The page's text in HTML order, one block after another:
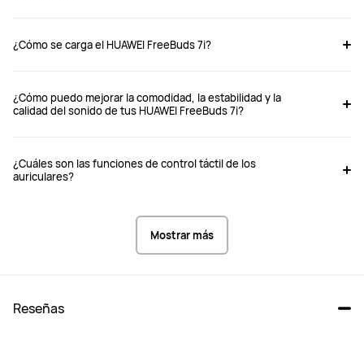
Comprar
Tipo de audífonos
Cancelación híbrida activa de ruido
Tipo de audífonos
Cancelación activa de ruido híbrida
¿Cómo se carga el HUAWEI FreeBuds 7i?
¿Cómo puedo mejorar la comodidad, la estabilidad y la
calidad del sonido de tus HUAWEI FreeBuds 7i?
¿Cuáles son las funciones de control táctil de los
auriculares?
Mostrar más
Reseñas